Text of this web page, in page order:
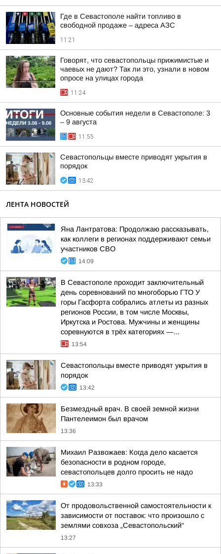
Где в Севастополе найти топливо в
свободной продаже – адреса АЗС
11:21
Говорят, что севастопольцы прижимистые и
чаевых не дают? Так ли это, узнали в новом
опросе на улицах города
11:24
Основные события недели в Севастополе: 3
– 9 августа
11:55
Севастопольцы вместе приводят укрытия в
порядок
13:42
ЛЕНТА НОВОСТЕЙ
Яна Лантратова: Продолжаю рассказывать,
как коллеги в регионах поддерживают семьи
участников СВО
14:09
В Севастополе проходит заключительный
день соревнований по многоборью ГТО У
горы Гасфорта собрались атлеты из разных
регионов России, в том числе Москвы,
Иркутска и Ростова. Мужчины и женщины
соревнуются в трёх категориях —...
13:54
Севастопольцы вместе приводят укрытия в
порядок
13:42
Безмездный врач. В своей земной жизни
Пантелеимон был врачом
13:36
Михаил Развожаев: Когда дело касается
безопасности в родном городе,
севастопольцев долго просить не надо
13:33
От продовольственной самостоятельности к
зависимости от поставок: что произошло с
землями совхоза „Севастопольский“
13:27